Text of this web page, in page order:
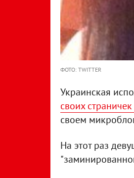
ФОТО: ТWITTER
Украинская
своих
своем
На этот раз